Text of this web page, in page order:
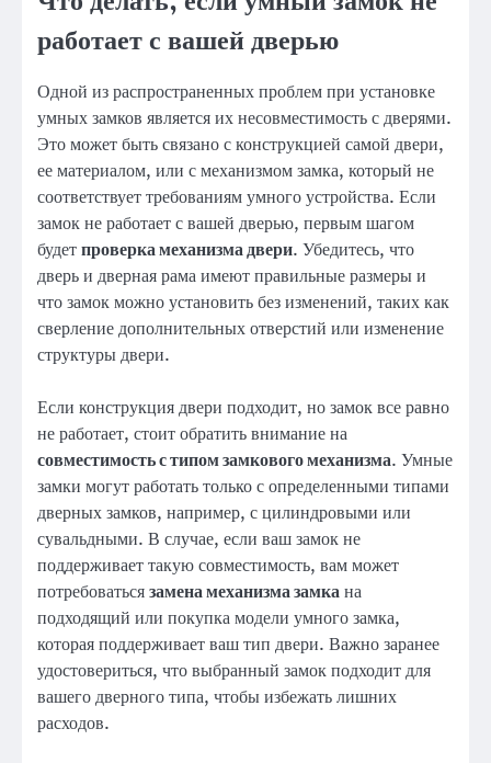
работает с вашей дверью
Одной из распространенных проблем при установке
умных замков является их несовместимость с дверями.
Это может быть связано с конструкцией самой двери,
ее материалом, или с механизмом замка, который не
соответствует требованиям умного устройства. Если
замок не работает с вашей дверью, первым шагом
будетпроверка механизма двери. Убедитесь, что
дверь и дверная рама имеют правильные размеры и
что замок можно установить без изменений, таких как
сверление дополнительных отверстий или изменение
структуры двери.
Если конструкция двери подходит, но замок все равно
не работает, стоит обратить внимание на
совместимость с типом замкового механизма. Умные
замки могут работать только с определенными типами
дверных замков, например, с цилиндровыми или
сувальдными. В случае, если ваш замок не
поддерживает такую совместимость, вам может
потребоватьсязамена механизма замкана
подходящий или покупка модели умного замка,
которая поддерживает ваш тип двери. Важно заранее
удостовериться, что выбранный замок подходит для
вашего дверного типа, чтобы избежать лишних
расходов.